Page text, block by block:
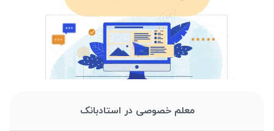
معلم خصوصی در استادبانک